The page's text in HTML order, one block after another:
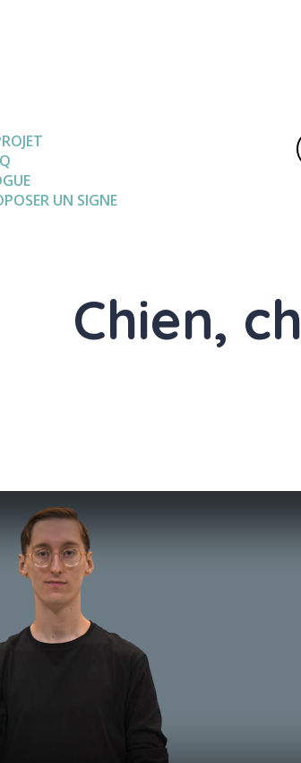
UN SIGNE
Chien,